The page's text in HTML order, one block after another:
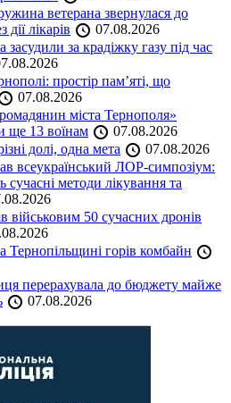
ветерана звернулася до
лікарів
07.08.2026
засудили за крадіжку газу під час
простір пам’яті, що
07.08.2026
міста Тернополя»
ще 13 воїнам
07.08.2026
долі, одна мета
07.08.2026
всеукраїнський ЛОР-симпозіум:
методи лікування та
військовим 50 сучасних дронів
Тернопільщині горів комбайн
перерахувала до бюджету майже
07.08.2026